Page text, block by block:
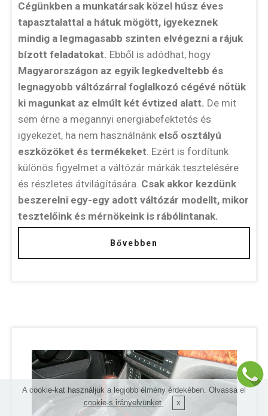
Cégünkben a munkatársak közel húsz éves
tapasztalattal a hátuk mögött, igyekeznek
mindig a legmagasabb szinten elvégezni a rájuk
bízott feladatokat. Ebből is adódhat, hogy
Magyarországon az egyik legkedveltebb és
legnagyobb váltózárral foglalkozó cégévé nőtük
ki magunkat az elmúlt két évtized alatt. De mit
sem érne a megannyi energiabefektetés és
igyekezet, ha nem használnánk első osztályú
eszközöket és termékeket . Ezért is fordítunk
különös figyelmet a váltózár márkák tesztelésére
és részletes átvilágítására. Csak akkor kezdünk
beszerelni egy-egy adott váltózár modellt, mikor
tesztelőink és mérnökeink is rábólintanak.
Bővebben
A cookie-kat használjuk a legjobb élmény érdekében. Olvassa el
cookie-s irányelvünket